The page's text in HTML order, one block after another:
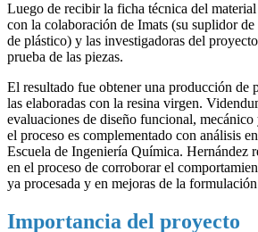
Luego de recibir la ficha técnica del
con la colaboración de Imats (su suplidor
de plástico) y las investigadoras del
prueba de las piezas.
El resultado fue obtener una producción de
las elaboradas con la resina virgen.
evaluaciones de diseño funcional,
el proceso es complementado con análisis
Escuela de Ingeniería Química. Hernández
en el proceso de corroborar el
ya procesada y en mejoras de la
Importancia del proyecto